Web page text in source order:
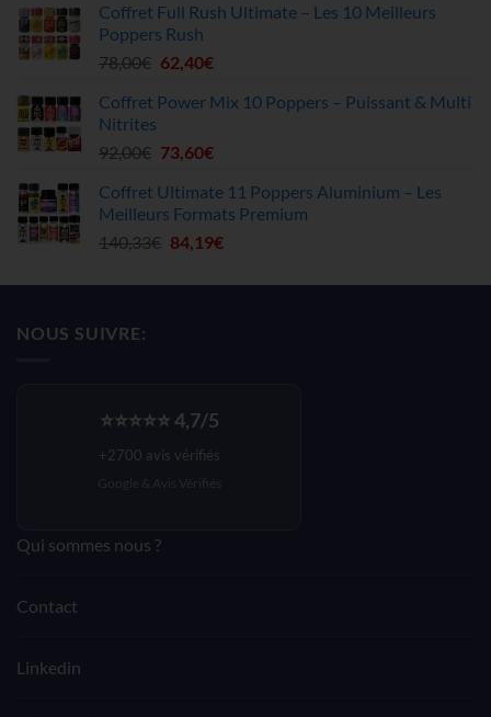
initial
était :
107,63€.
actuel
Coffret Full Rush Ultimate – Les 10 Meilleurs
Poppers Rush
78,00€ Le
initial
78,00€.
62,40€Le
actuel
62,40€.
Coffret Power Mix 10 Poppers – Puissant & Multi
Nitrites
92,00€ Le
initial
était :
92,00€.
73,60€Le
actuel
est :
73,60€.
Coffret Ultimate 11 Poppers Aluminium – Les
Meilleurs Formats Premium
140,33€ Le
initial
84,19€Le
actuel
NOUS SUIVRE:
⭐⭐⭐⭐⭐ 4,7/5
+2700 avis vérifiés
Qui sommes nous ?
Contact
Linkedin